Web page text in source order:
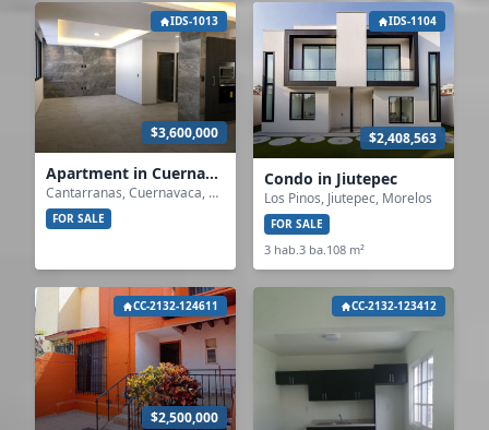
IDS-1013
$3,600,000
Apartment in Cuernavaca
Cantarranas, Cuernavaca, Morelos
FOR SALE
IDS-1104
$2,408,563
Condo in Jiutepec
Los Pinos, Jiutepec, Morelos
FOR SALE
3 hab.3 ba.108 m²
CC-2132-124611
$2,500,000
CC-2132-123412